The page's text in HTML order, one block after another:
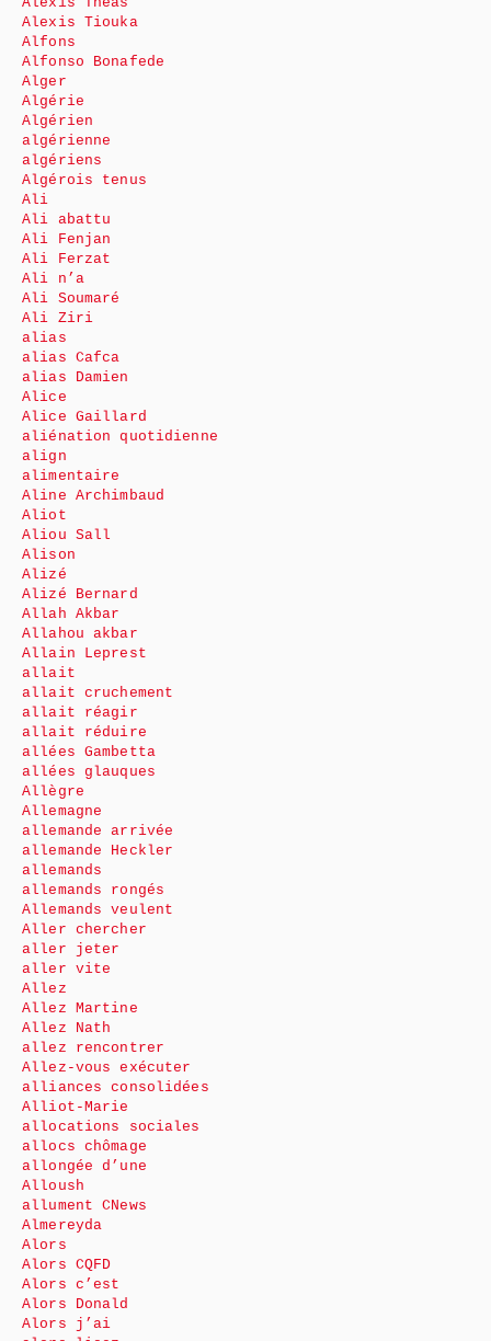
Alexis Tiouka
Alfons
Alfonso Bonafede
Alger
Algérie
Algérien
algérienne
algériens
Algérois tenus
Ali
Ali abattu
Ali Fenjan
Ali Ferzat
Ali n’a
Ali Soumaré
Ali Ziri
alias
alias Cafca
alias Damien
Alice
Alice Gaillard
aliénation quotidienne
align
alimentaire
Aline Archimbaud
Aliot
Aliou Sall
Alison
Alizé
Alizé Bernard
Allah Akbar
Allahou akbar
Allain Leprest
allait
allait cruchement
allait réagir
allait réduire
allées Gambetta
allées glauques
Allègre
Allemagne
allemande arrivée
allemande Heckler
allemands
allemands rongés
Allemands veulent
Aller chercher
aller jeter
aller vite
Allez
Allez Martine
Allez Nath
allez rencontrer
Allez-vous exécuter
alliances consolidées
Alliot-Marie
allocations sociales
allocs chômage
allongée d’une
Alloush
allument CNews
Almereyda
Alors
Alors CQFD
Alors c’est
Alors Donald
Alors j’ai